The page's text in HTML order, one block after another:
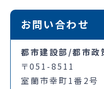
お問い合わせ
都市建設部/都市政
〒051-8511
室蘭市幸町1番2号